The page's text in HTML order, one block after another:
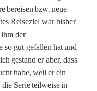
bereisen bzw. neue
Reiseziel war bisher
der
gut gefallen hat und
gestand er aber, dass
habe, weil er ein
Serie teilweise in